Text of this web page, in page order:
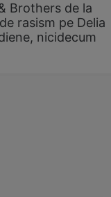
Brothers de la
rasism pe Delia
nicidecum